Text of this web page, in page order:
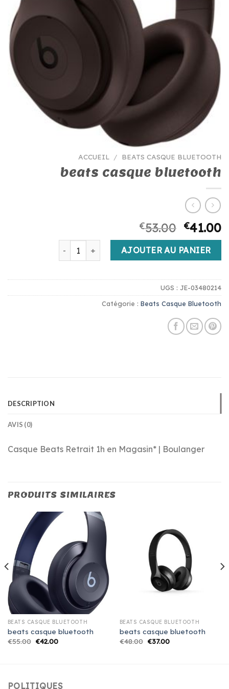
ACCUEIL / BEATS CASQUE BLUETOOTH
beats casque bluetooth
€53.00 €41.00
quantité de beats casque bluetooth
AJOUTER AU PANIER
UGS : JE-03480214
Catégorie : Beats Casque Bluetooth
DESCRIPTION
AVIS (0)
Casque Beats Retrait 1h en Magasin* | Boulanger
PRODUITS SIMILAIRES
BEATS CASQUE BLUETOOTH
beats casque bluetooth
€55.00 €42.00
BEATS CASQUE BLUETOOTH
beats casque bluetooth
€48.00 €37.00
POLITIQUES